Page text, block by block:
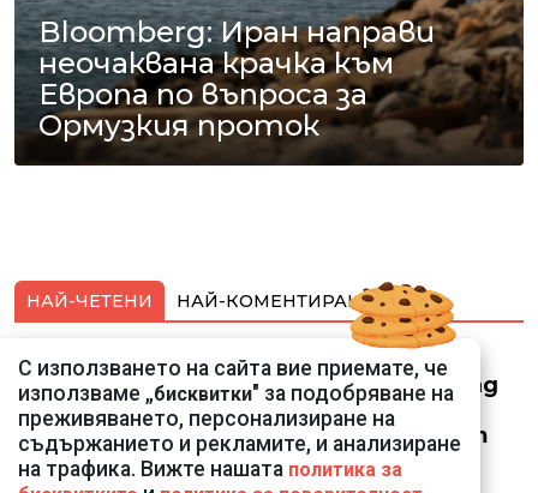
Bloomberg: Иран направи
неочаквана крачка към
Европа по въпроса за
Ормузкия проток
НАЙ-ЧЕТЕНИ НАЙ-КОМЕНТИРАНИ
Смарт оферти с до
90% отстъпка за над
150 устройства от
Vivacom през август
С използването на сайта вие приемате, че
използваме „бисквитки" за подобряване на
преживяването, персонализиране на
съдържанието и рекламите, и анализиране
на трафика. Вижте нашата политика за